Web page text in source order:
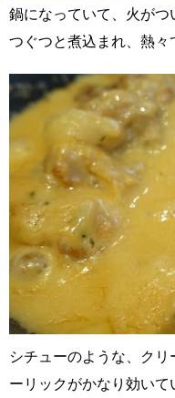
鍋になっていて、火が
つぐつと煮込まれ、熱々
シチューのような、ク
ーリックがかなり効い